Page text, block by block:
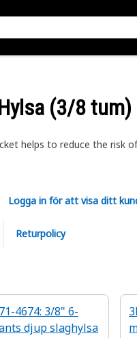
(3/8 tum)
helps to reduce the risk
Logga in för att visa ditt
Returpolicy
4674: 3/8" 6-
djup slaghylsa